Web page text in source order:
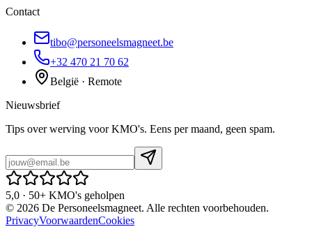
Contact
tibo@personeelsmagneet.be
+32 470 21 70 62
België · Remote
Nieuwsbrief
Tips over werving voor KMO's. Eens per maand, geen spam.
5,0 · 50+ KMO's geholpen
© 2026 De Personeelsmagneet. Alle rechten voorbehouden.
PrivacyVoorwaardenCookies